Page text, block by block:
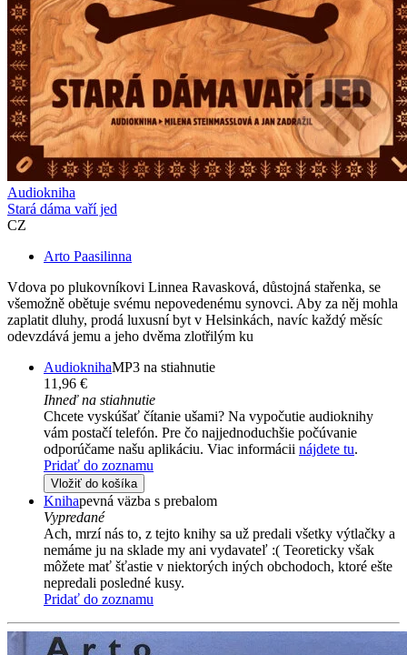
Audiokniha
Stará dáma vaří jed
CZ
Arto Paasilinna
Vdova po plukovníkovi Linnea Ravasková, důstojná stařenka, se
všemožně obětuje svému nepovedenému synovci. Aby za něj mohla
zaplatit dluhy, prodá luxusní byt v Helsinkách, navíc každý měsíc
odevzdává jemu a jeho dvěma zlotřilým ku
AudioknihaMP3 na stiahnutie
11,96 €
Ihneď na stiahnutie
Chcete vyskúšať čítanie ušami? Na vypočutie audioknihy
vám postačí telefón. Pre čo najjednoduchšie počúvanie
odporúčame našu aplikáciu. Viac informácii nájdete tu.
Pridať do zoznamu
Vložiť do košíka
Knihapevná väzba s prebalom
Vypredané
Ach, mrzí nás to, z tejto knihy sa už predali všetky výtlačky a
nemáme ju na sklade my ani vydavateľ :( Teoreticky však
môžete mať šťastie v niektorých iných obchodoch, ktoré ešte
nepredali posledné kusy.
Pridať do zoznamu